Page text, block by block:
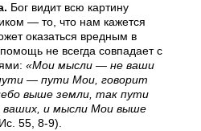
Бог видит всю картину
— то, что нам кажется
оказаться вредным в
не всегда совпадает с
«Мои мысли — не ваши
— пути Мои, говорит
выше земли, так пути
и мысли Мои выше
55, 8-9).